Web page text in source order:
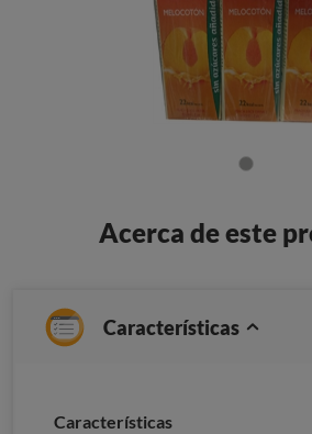
Acerca de este
Características
Características